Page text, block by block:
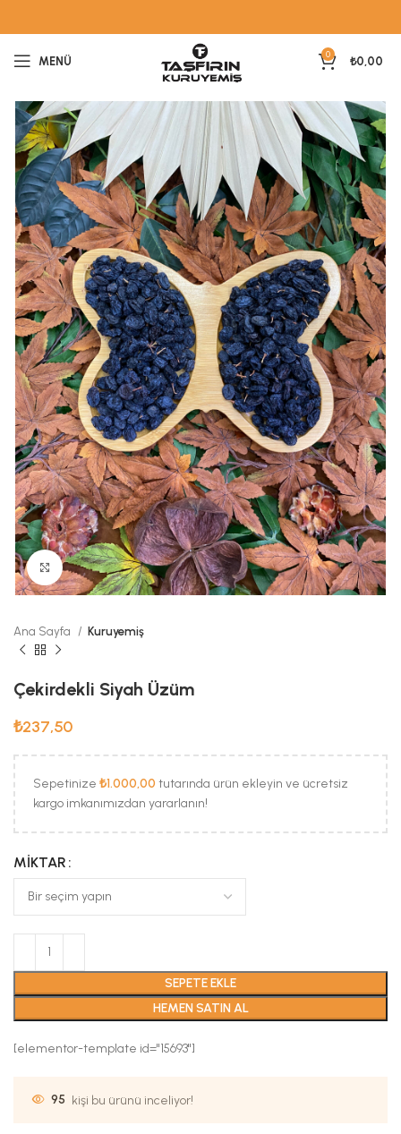
MENÜ 0 ₺0,00
Büyük Fotoğraf
Ana Sayfa Kuruyemiş
Çekirdekli Siyah Üzüm
₺237,50
Sepetinize ₺1.000,00 tutarında ürün ekleyin ve ücretsiz
kargo imkanımızdan yararlanın!
MIKTAR
SEPETE EKLE
HEMEN SATIN AL
[elementor-template id="15693"]
95 kişi bu ürünü inceliyor!